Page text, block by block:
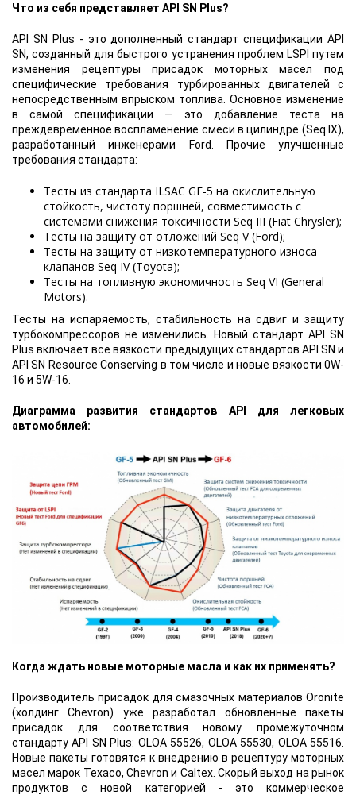
Что из себя представляет API SN Plus?
API SN Plus - это дополненный стандарт спецификации API
SN, созданный для быстрого устранения проблем LSPI путем
изменения рецептуры присадок моторных масел под
специфические требования турбированных двигателей с
непосредственным впрыском топлива. Основное изменение
в самой спецификации — это добавление теста на
преждевременное воспламенение смеси в цилиндре (Seq IX),
разработанный инженерами Ford. Прочие улучшенные
требования стандарта:
Тесты из стандарта ILSAC GF-5 на окислительную
стойкость, чистоту поршней, совместимость с
системами снижения токсичности Seq III (Fiat Chrysler);
Тесты на защиту от отложений Seq V (Ford);
Тесты на защиту от низкотемпературного износа
клапанов Seq IV (Toyota);
Тесты на топливную экономичность Seq VI (General
Motors).
Тесты на испаряемость, стабильность на сдвиг и защиту
турбокомпрессоров не изменились. Новый стандарт API SN
Plus включает все вязкости предыдущих стандартов API SN и
API SN Resource Conserving в том числе и новые вязкости 0W-
16 и 5W-16.
Диаграмма развития стандартов API для легковых
автомобилей:
Когда ждать новые моторные масла и как их применять?
Производитель присадок для смазочных материалов Oronite
(холдинг Chevron) уже разработал обновленные пакеты
присадок для соответствия новому промежуточном
стандарту API SN Plus: OLOA 55526, OLOA 55530, OLOA 55516.
Новые пакеты готовятся к внедрению в рецептуру моторных
масел марок Texaco, Chevron и Caltex. Скорый выход на рынок
продуктов с новой категорией - это коммерческое